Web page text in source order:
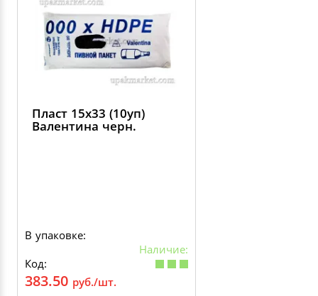
Пласт 15х33 (10уп)
Валентина черн.
В упаковке:
Наличие:
Код:
383.50 руб./шт.